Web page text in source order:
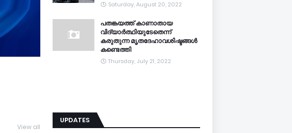
View all
Saturday, August 20, 2022
പതങ്കയത്ത് കാണാതായ
വിദ്യാർത്ഥിയുടേതെന്ന്
കരുതുന്ന മൃതദേഹാവശിഷ്ടങ്ങൾ
കണ്ടെത്തി
Thursday, July 21, 2022
UPDATES